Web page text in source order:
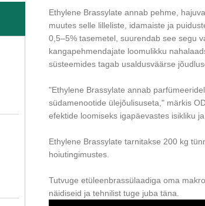
Ethylene Brassylate annab pehme,
muutes selle lilleliste, idamaiste ja
0,5–5% tasemetel, suurendab see segu
kangapehmendajate loomulikku
süsteemides tagab usaldusväärse
"Ethylene Brassylate annab
südamenootide ülejõulisuseta," märkis
efektide loomiseks igapäevastes isikliku
Ethylene Brassylate tarnitakse 200 kg
hoiutingimustes.
Tutvuge etüleenbrassülaadiga oma
näidiseid ja tehnilist tuge juba täna.